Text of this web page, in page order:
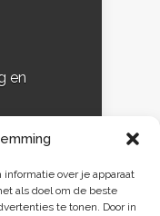
over je apparaat
als doel om de beste
te tonen. Door in
en